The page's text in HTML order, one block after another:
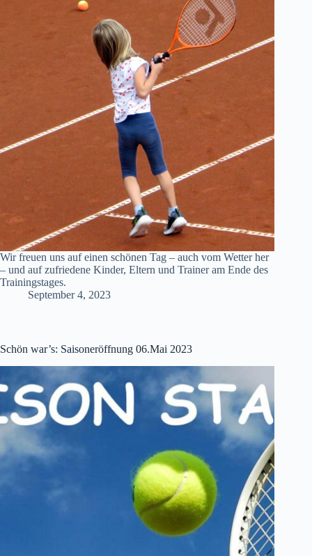
Wir freuen uns auf einen schönen Tag – auch vom Wetter her
– und auf zufriedene Kinder, Eltern und Trainer am Ende des
Trainingstages.
September 4, 2023
Schön war’s: Saisoneröffnung 06.Mai 2023